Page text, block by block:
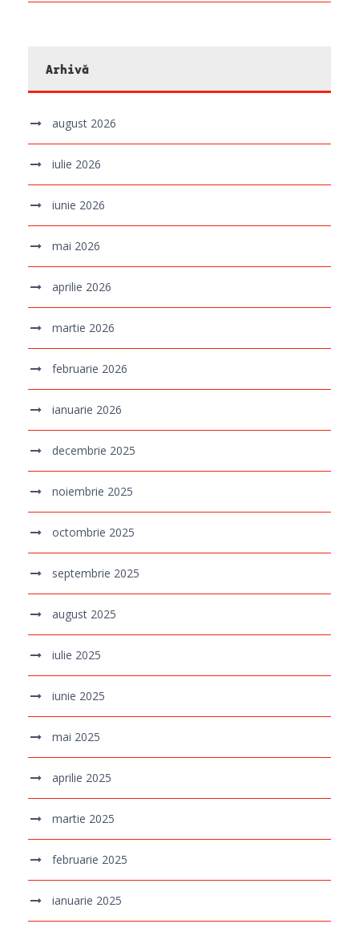
Arhivă
august 2026
iulie 2026
iunie 2026
mai 2026
aprilie 2026
martie 2026
februarie 2026
ianuarie 2026
decembrie 2025
noiembrie 2025
octombrie 2025
septembrie 2025
august 2025
iulie 2025
iunie 2025
mai 2025
aprilie 2025
martie 2025
februarie 2025
ianuarie 2025